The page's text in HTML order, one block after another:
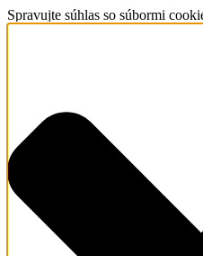
Spravujte súhlas so súbormi